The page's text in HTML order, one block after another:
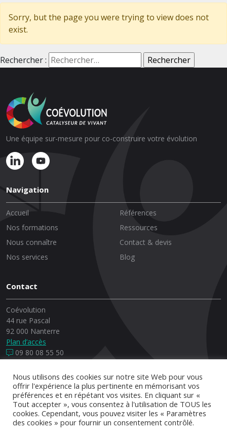
Sorry, but the page you were trying to view does not
exist.
Rechercher :
Une équipe sur-mesure pour co-construire votre évolution
Navigation
Accueil
Nos formations
Nous connaître
Nos services
Références
Ressources
Contact & devis
Blog
Contact
Coévolution
44 rue Pascal
92 000 Nanterre
Plan d’accès
09 80 08 55 50
© Copyrights, 2026 Coévolution - Conception et réalisation :
Brakisto *
Nous utilisons des cookies sur notre site Web pour vous
offrir l'expérience la plus pertinente en mémorisant vos
préférences et en répétant vos visites. En cliquant sur «
Tout accepter », vous consentez à l'utilisation de TOUS les
cookies. Cependant, vous pouvez visiter les « Paramètres
des cookies » pour fournir un consentement contrôlé.